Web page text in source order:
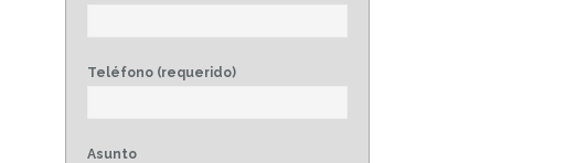
Teléfono (requerido)
Asunto